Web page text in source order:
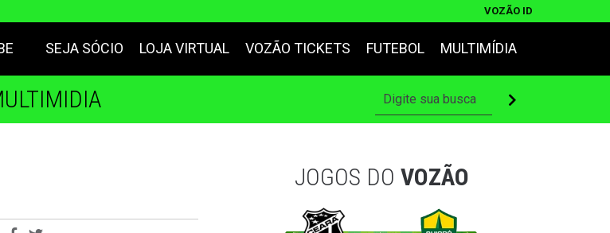
VOZÃO ID
SEJA SÓCIO LOJA VIRTUAL VOZÃO TICKETS FUTEBOL MULTIMÍDIA
JOGOS DO VOZÃO